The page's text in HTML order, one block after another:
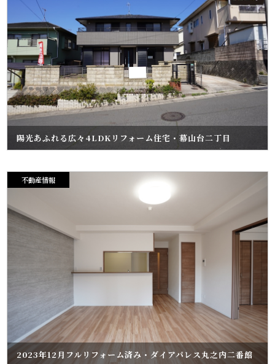
陽光あふれる広々4LDKリフォーム住宅・幕山台二丁目
不動産情報
2023年12月フルリフォーム済み・ダイアパレス丸之内二番館